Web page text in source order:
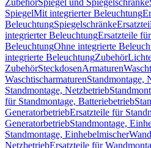
ZubehörSpiegel und Spiegelschränke
SpiegelMit integrierter Beleuchtung
BeleuchtungSpiegelschränke
integrierter BeleuchtungErsatzteile
BeleuchtungOhne integrierte
integrierte BeleuchtungZubehör
ZubehörSteckdosenArmaturen
WaschtischarmaturenStandmontage,
Standmontage, Netzbetrieb
für Standmontage, Batteriebetrieb
GeneratorbetriebErsatzteile für
GeneratorbetriebStandmontage,
Standmontage, Einhebelmischer
NetzbetriebErsatzteile für